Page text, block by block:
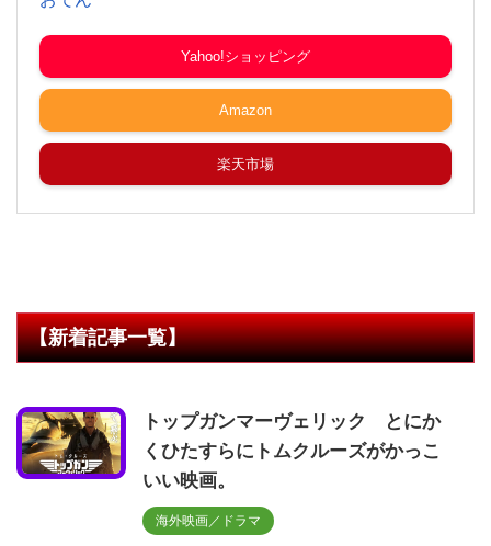
Yahoo!ショッピング
Amazon
楽天市場
【新着記事一覧】
トップガンマーヴェリック とにか
くひたすらにトムクルーズがかっこ
いい映画。
海外映画／ドラマ